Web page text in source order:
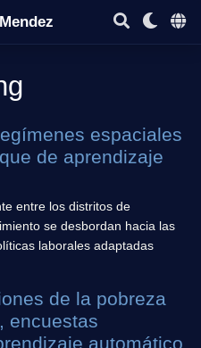
espaciales
de aprendizaje
entre los distritos de
se desbordan hacia las
laborales adaptadas
de la pobreza
encuestas
automático